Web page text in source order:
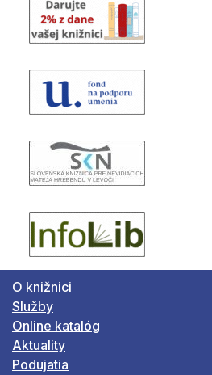
O knižnici
Služby
Online katalóg
Aktuality
Podujatia